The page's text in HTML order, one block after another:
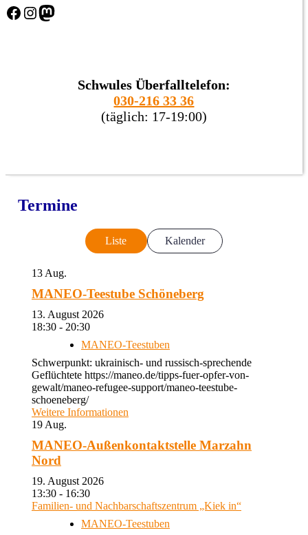
Facebook Instagram Mastodon
Schwules Überfalltelefon:
030-216 33 36
(täglich: 17-19:00)
Termine
Liste Kalender
13 Aug.
MANEO-Teestube Schöneberg
13. August 2026
18:30 - 20:30
MANEO-Teestuben
Schwerpunkt: ukrainisch- und russisch-sprechende
Geflüchtete https://maneo.de/tipps-fuer-opfer-von-
gewalt/maneo-refugee-support/maneo-teestube-
schoeneberg/
Weitere Informationen
19 Aug.
MANEO-Außenkontaktstelle Marzahn
Nord
19. August 2026
13:30 - 16:30
Familien- und Nachbarschaftszentrum „Kiek in“
MANEO-Teestuben